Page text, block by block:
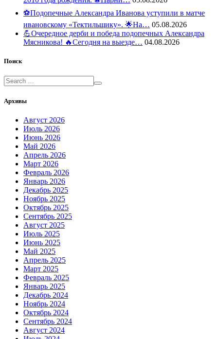
⚽️Подопечные Александра Иванова уступили в матче
ивановскому «Тектильщику». 🌟На… 05.08.2026
💪Очередное дерби и победа подопечных Александра
Мясникова! 🔥Сегодня на выезде… 04.08.2026
Поиск
Архивы
Август 2026
Июль 2026
Июнь 2026
Май 2026
Апрель 2026
Март 2026
Февраль 2026
Январь 2026
Декабрь 2025
Ноябрь 2025
Октябрь 2025
Сентябрь 2025
Август 2025
Июль 2025
Июнь 2025
Май 2025
Апрель 2025
Март 2025
Февраль 2025
Январь 2025
Декабрь 2024
Ноябрь 2024
Октябрь 2024
Сентябрь 2024
Август 2024